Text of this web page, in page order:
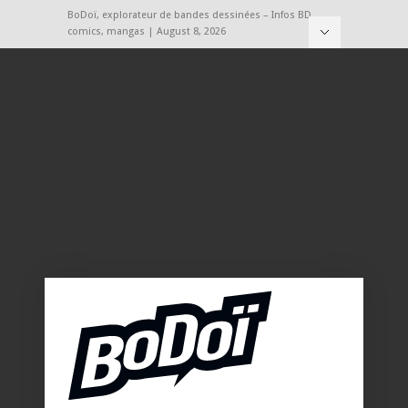
BoDoï, explorateur de bandes dessinées – Infos BD,
comics, mangas | August 8, 2026